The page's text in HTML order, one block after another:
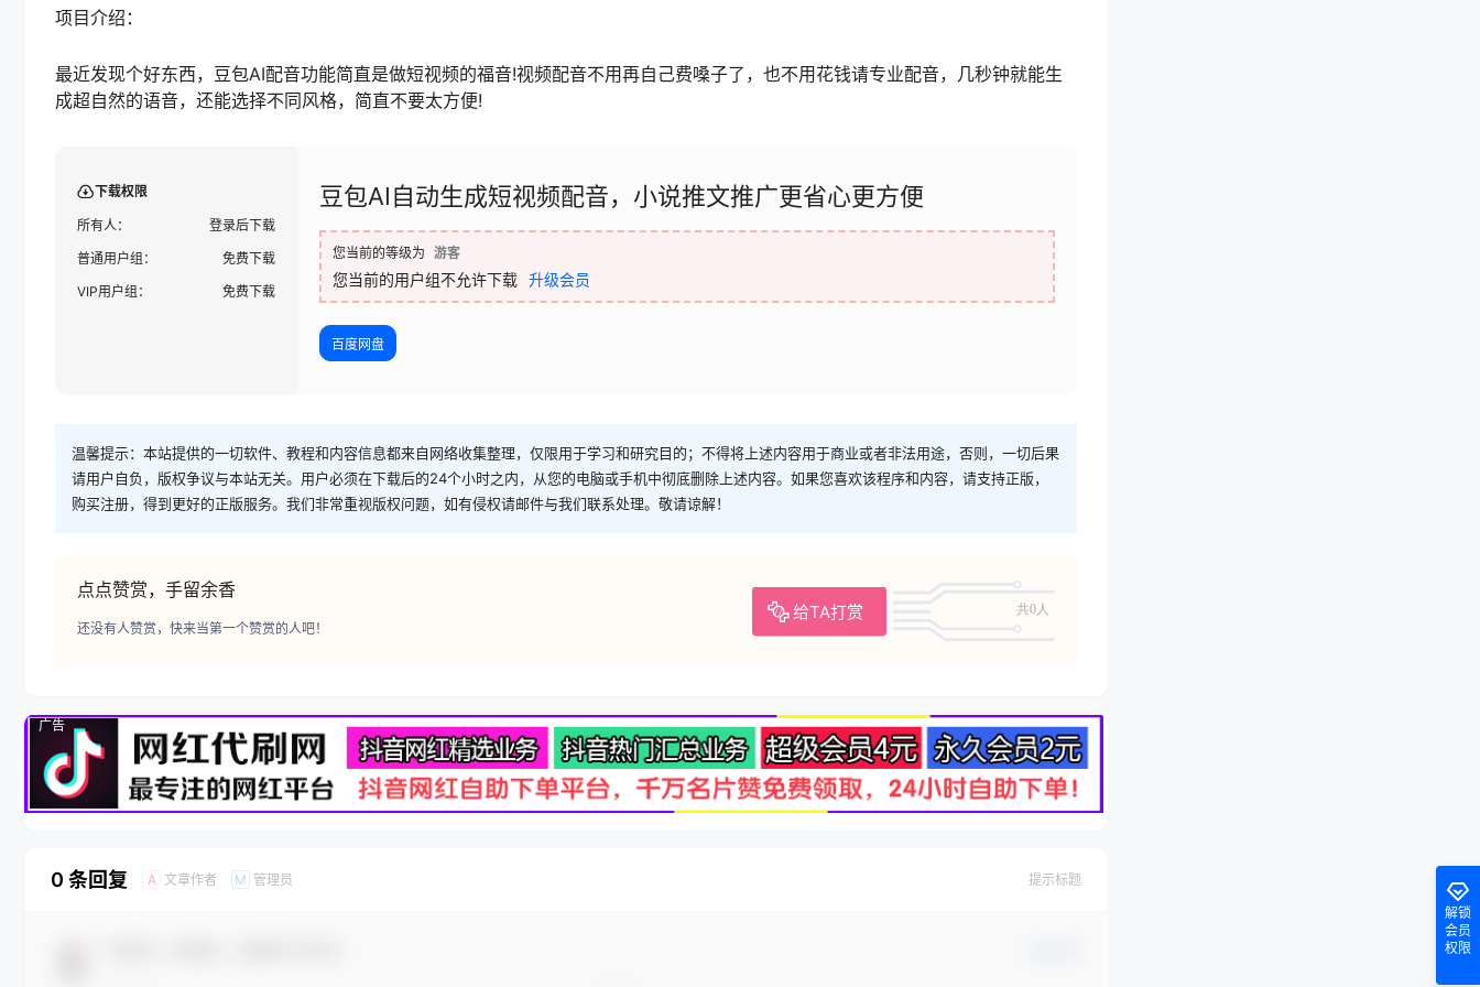
项目介绍：
最近发现个好东西，豆包AI配音功能简直是做短视频的福音!视频配音不用再自己费嗓子了，也不用花钱请专业配音，几秒钟就能生
成超自然的语音，还能选择不同风格，简直不要太方便!
下载权限
所有人：
登录后下载
普通用户组：
免费下载
VIP用户组：
免费下载
豆包AI自动生成短视频配音，小说推文推广更省心更方便
您当前的等级为 游客
您当前的用户组不允许下载 升级会员
百度网盘
温馨提示：本站提供的一切软件、教程和内容信息都来自网络收集整理，仅限用于学习和研究目的；不得将上述内容用于商业或者非法用途，否则，一切后果
请用户自负，版权争议与本站无关。用户必须在下载后的24个小时之内，从您的电脑或手机中彻底删除上述内容。如果您喜欢该程序和内容，请支持正版，
购买注册，得到更好的正版服务。我们非常重视版权问题，如有侵权请邮件与我们联系处理。敬请谅解！
点点赞赏，手留余香
给TA打赏 共0人
还没有人赞赏，快来当第一个赞赏的人吧！
广告
0 条回复 A 文章作者 M 管理员 提示标题
解锁
会员
权限